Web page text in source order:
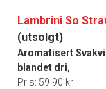
Lambrini So
(utsolgt)
Aromatisert
blandet dri,
Pris: 59.90 kr